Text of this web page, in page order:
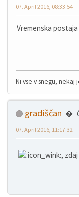
07. April 2016, 08:33:54
Vremenska
Ni vse v snegu, nekaj
gradiščan
07. April 2016, 11:17:32
,